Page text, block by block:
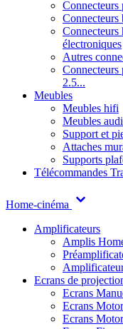
Connecteurs
Connecteurs
Connecteurs
électroniques
Autres
Connecteurs
2.5...
Meubles
Meubles hifi
Meubles
Support et
Attaches
Supports
Télécommandes
Home-cinéma
Amplificateurs
Amplis
Ecrans de
Ecrans
Ecrans
Ecrans